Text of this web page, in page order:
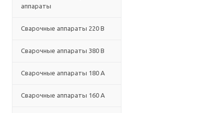
аппараты
Сварочные аппараты 220 В
Сварочные аппараты 380 В
Сварочные аппараты 180 А
Сварочные аппараты 160 А